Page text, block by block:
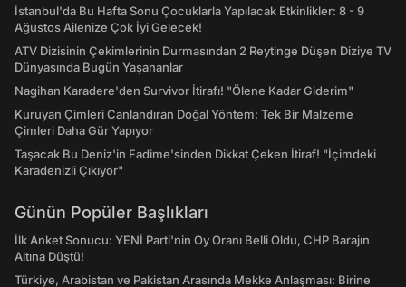
İstanbul'da Bu Hafta Sonu Çocuklarla Yapılacak Etkinlikler: 8 - 9
Ağustos Ailenize Çok İyi Gelecek!
ATV Dizisinin Çekimlerinin Durmasından 2 Reytinge Düşen Diziye TV
Dünyasında Bugün Yaşananlar
Nagihan Karadere'den Survivor İtirafı! "Ölene Kadar Giderim"
Kuruyan Çimleri Canlandıran Doğal Yöntem: Tek Bir Malzeme
Çimleri Daha Gür Yapıyor
Taşacak Bu Deniz'in Fadime'sinden Dikkat Çeken İtiraf! "İçimdeki
Karadenizli Çıkıyor"
Günün Popüler Başlıkları
İlk Anket Sonucu: YENİ Parti'nin Oy Oranı Belli Oldu, CHP Barajın
Altına Düştü!
Türkiye, Arabistan ve Pakistan Arasında Mekke Anlaşması: Birine